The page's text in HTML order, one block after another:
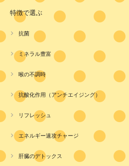
特徴で選ぶ
抗菌
ミネラル豊富
喉の不調時
抗酸化作用（アンチエイジング）
リフレッシュ
エネルギー速攻チャージ
肝臓のデトックス